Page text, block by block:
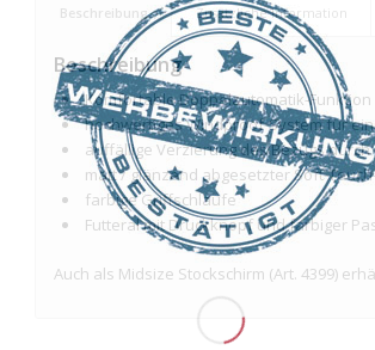
Beschreibung Zusätzliche Information
Beschreibung
Komfortable Doppelautomatik-
hochwertiges Windproof-System für
auffällige Verzierung des Bezugs
matt / glänzend abgesetzter Soft-
farbige Griffschlaufe
Futteral mit Druckknopf und farbiger
Auch als Midsize Stockschirm (Art. 4399)